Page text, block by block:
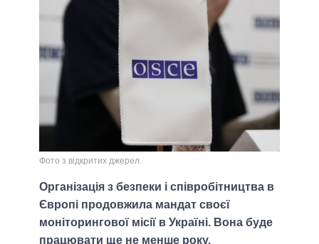
Фото з відкритих джерел.
Організація з безпеки і співробітництва в
Європі продовжила мандат своєї
моніторингової місії в Україні. Вона буде
працювати ще не менше року.